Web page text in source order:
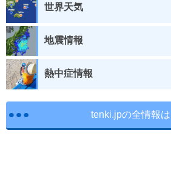
世界天気
地震情報
熱中症情報
tenki.jpの全情報